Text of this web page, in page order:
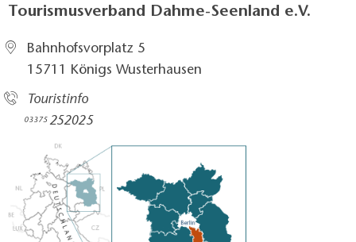
Tourismusverband Dahme-Seenland e.V.
Bahnhofsvorplatz 5​
15711 Königs Wusterhausen
Touristinfo
03375252025​